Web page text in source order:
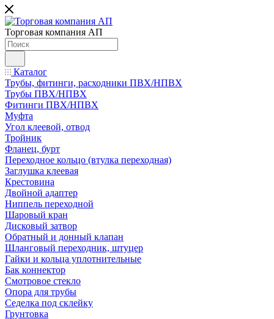
Торговая компания АП
Каталог
Трубы, фитинги, расходники ПВХ/НПВХ
Трубы ПВХ/НПВХ
Фитинги ПВХ/НПВХ
Муфта
Угол клеевой, отвод
Тройник
Фланец, бурт
Переходное кольцо (втулка переходная)
Заглушка клеевая
Крестовина
Двойной адаптер
Ниппель переходной
Шаровый кран
Дисковый затвор
Обратный и донный клапан
Шланговый переходник, штуцер
Гайки и кольца уплотнительные
Бак коннектор
Смотровое стекло
Опора для трубы
Седелка под склейку
Грунтовка